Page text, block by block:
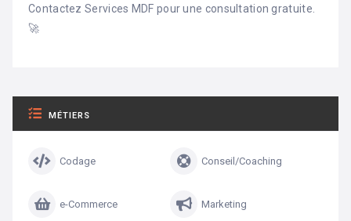
Contactez Services MDF pour une consultation gratuite.
🚀
MÉTIERS
Codage Conseil/Coaching
e-Commerce Marketing